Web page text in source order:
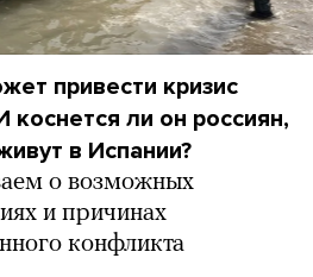
привести кризис
коснется ли он россиян,
в Испании?
о возможных
и причинах
конфликта